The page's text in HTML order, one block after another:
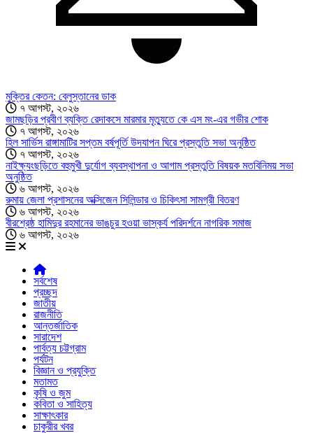
মুক্তির কেতন: বেলুস্তানের ডাক
৭ আগস্ট, ২০২৬
জামছড়ির প্রবীণ ব্যক্তি রেদাকসে মারমার মৃত্যুতে কে এস মং-এর গভীর শোক
৭ আগস্ট, ২০২৬
হিল সার্ভিস রাঙ্গামাটির সপ্তম বর্ষপূর্তি উদযাপন ঘিরে প্রস্তুতি সভা অনুষ্ঠিত
৭ আগস্ট, ২০২৬
নাইক্ষ্যংছড়িতে বহুমুখী দুর্যোগ ব্যবস্থাপনা ও আগাম প্রস্তুতি বিষয়ক মতবিনিময় সভা
অনুষ্ঠিত
৬ আগস্ট, ২০২৬
রুমায় জেলা প্রশাসনের অক্সিজেন সিলিন্ডার ও চিকিৎসা সামগ্রী বিতরণ
৬ আগস্ট, ২০২৬
বীরশ্রেষ্ঠ হামিদুর রহমানের ভাঙচুর হওয়া ভাস্কর্য পরিদর্শনে নাগরিক সমাজ
৬ আগস্ট, ২০২৬
সর্বশেষ
প্রচ্ছদ
জাতীয়
রাজনীতি
আন্তর্জাতিক
সারাদেশ
পার্বত্য চট্টগ্রাম
পর্যটন
বিজ্ঞান ও প্রযুক্তি
মতামত
কৃষি ও জুম
কবিতা ও সাহিত্য
সাক্ষাৎকার
চাকুরীর খবর